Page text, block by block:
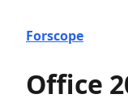
Forscope
Office